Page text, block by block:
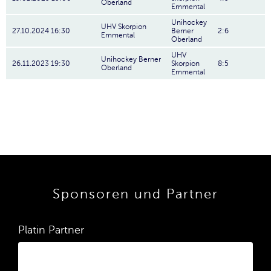
Oberland
Emmental
27.10.2024 16:30
UHV Skorpion
Emmental
Unihockey
Berner
Oberland
2:6
26.11.2023 19:30
Unihockey Berner
Oberland
UHV
Skorpion
Emmental
8:5
Sponsoren und Partner
Platin Partner